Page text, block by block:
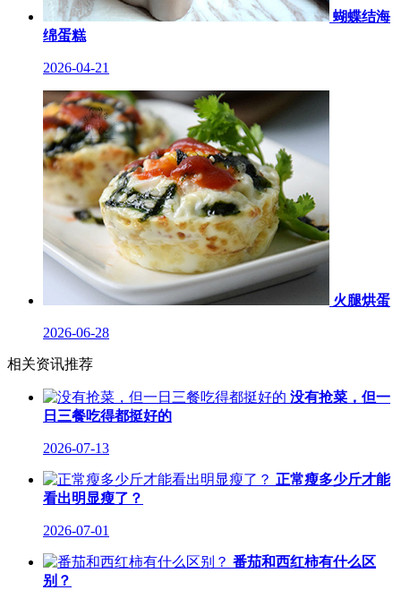
蝴蝶结海
绵蛋糕
2026-04-21
火腿烘蛋
2026-06-28
相关资讯推荐
没有抢菜，但一
日三餐吃得都挺好的
2026-07-13
正常瘦多少斤才能
看出明显瘦了？
2026-07-01
番茄和西红柿有什么区
别？